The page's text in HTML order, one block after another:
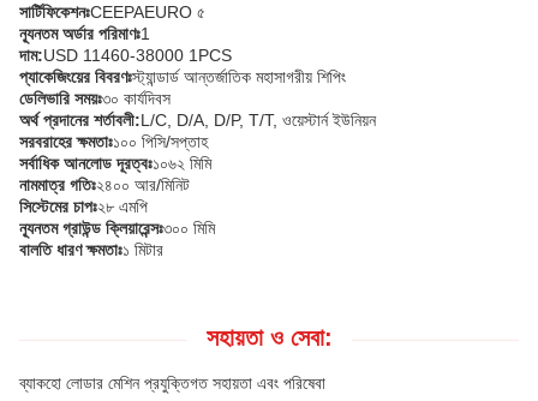
সার্টিফিকেশনঃCEEPAEURO ৫
ন্যূনতম অর্ডার পরিমাণঃ1
দাম:USD 11460-38000 1PCS
প্যাকেজিংয়ের বিবরণঃস্ট্যান্ডার্ড আন্তর্জাতিক মহাসাগরীয় শিপিং
ডেলিভারি সময়ঃ৩০ কার্যদিবস
অর্থ প্রদানের শর্তাবলী:L/C, D/A, D/P, T/T, ওয়েস্টার্ন ইউনিয়ন
সরবরাহের ক্ষমতাঃ১০০ পিসি/সপ্তাহ
সর্বাধিক আনলোড দূরত্বঃ১০৬২ মিমি
নামমাত্র গতিঃ২৪০০ আর/মিনিট
সিস্টেমের চাপঃ২৮ এমপি
ন্যূনতম গ্রাউন্ড ক্লিয়ারেন্সঃ৩০০ মিমি
বালতি ধারণ ক্ষমতাঃ১ মিটার
সহায়তা ও সেবা:
ব্যাকহো লোডার মেশিন প্রযুক্তিগত সহায়তা এবং পরিষেবা